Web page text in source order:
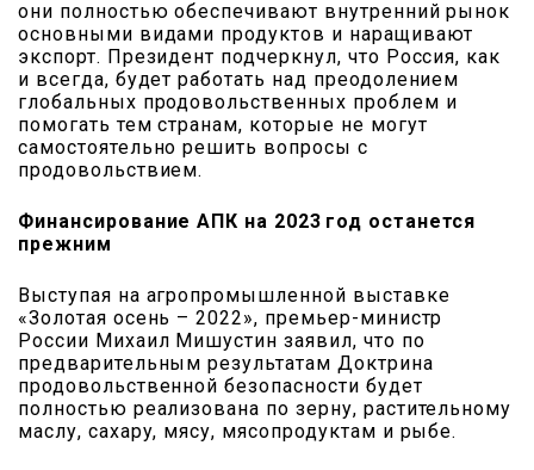
они полностью обеспечивают внутренний рынок
основными видами продуктов и наращивают
экспорт. Президент подчеркнул, что Россия, как
и всегда, будет работать над преодолением
глобальных продовольственных проблем и
помогать тем странам, которые не могут
самостоятельно решить вопросы с
продовольствием.
Финансирование АПК на 2023 год останется
прежним
Выступая на агропромышленной выставке
«Золотая осень – 2022», премьер-министр
России Михаил Мишустин заявил, что по
предварительным результатам Доктрина
продовольственной безопасности будет
полностью реализована по зерну, растительному
маслу, сахару, мясу, мясопродуктам и рыбе.